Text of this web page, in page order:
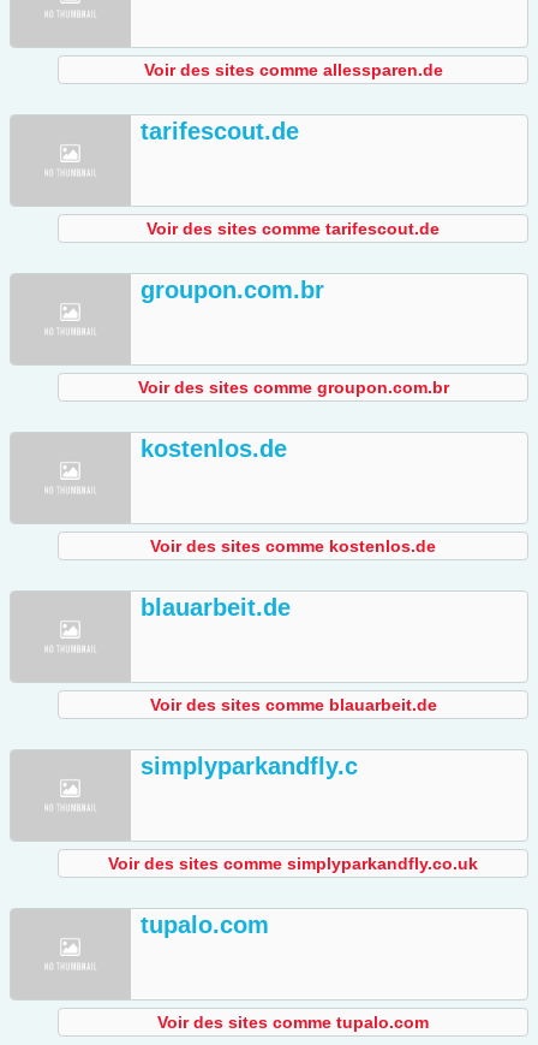
Voir des sites comme allessparen.de
tarifescout.de
Voir des sites comme tarifescout.de
groupon.com.br
Voir des sites comme groupon.com.br
kostenlos.de
Voir des sites comme kostenlos.de
blauarbeit.de
Voir des sites comme blauarbeit.de
simplyparkandfly.c
Voir des sites comme simplyparkandfly.co.uk
tupalo.com
Voir des sites comme tupalo.com